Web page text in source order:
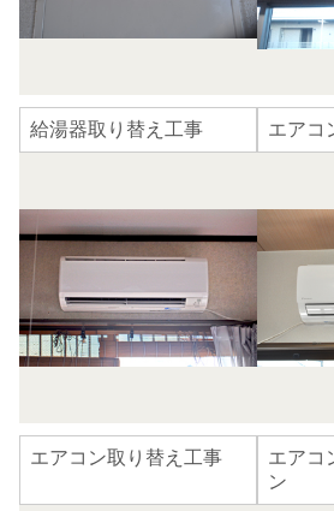
給湯器取り替え工事 エアコ
エアコン取り替え工事
エアコ
ン